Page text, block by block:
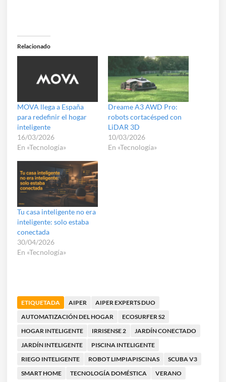
Relacionado
MOVA llega a España
para redefinir el hogar
inteligente
16/03/2026
En «Tecnología»
Dreame A3 AWD Pro:
robots cortacésped con
LiDAR 3D
10/03/2026
En «Tecnología»
Tu casa inteligente no era
inteligente: solo estaba
conectada
30/04/2026
En «Tecnología»
ETIQUETADA AIPER
AIPER EXPERTS DUO
AUTOMATIZACIÓN DEL HOGAR
ECOSURFER S2
HOGAR INTELIGENTE
IRRISENSE 2
JARDÍN CONECTADO
JARDÍN INTELIGENTE
PISCINA INTELIGENTE
RIEGO INTELIGENTE
ROBOT LIMPIAPISCINAS
SCUBA V3
SMART HOME
TECNOLOGÍA DOMÉSTICA VERANO